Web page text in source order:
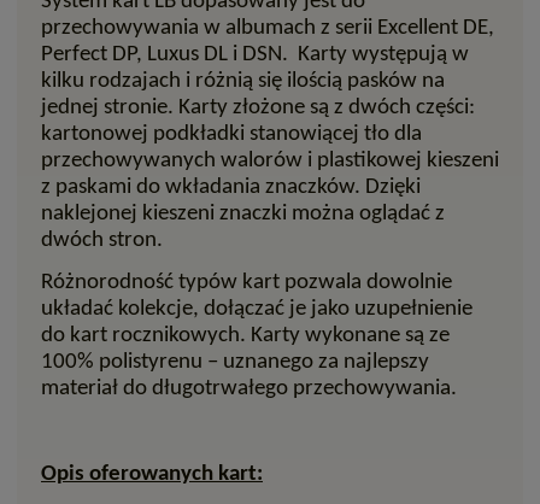
przechowywania w albumach z serii Excellent DE,
Perfect DP, Luxus DL i DSN.
Karty występują w
kilku rodzajach i różnią się ilością pasków na
jednej stronie. Karty złożone są z dwóch części:
kartonowej podkładki stanowiącej tło dla
przechowywanych walorów i plastikowej kieszeni
z paskami do wkładania znaczków. Dzięki
naklejonej kieszeni znaczki można oglądać z
dwóch stron.
Różnorodność typów kart pozwala dowolnie
układać kolekcje, dołączać je jako uzupełnienie
do kart rocznikowych. Karty wykonane są ze
100% polistyrenu – uznanego za najlepszy
materiał do długotrwałego przechowywania.
Opis oferowanych kart: